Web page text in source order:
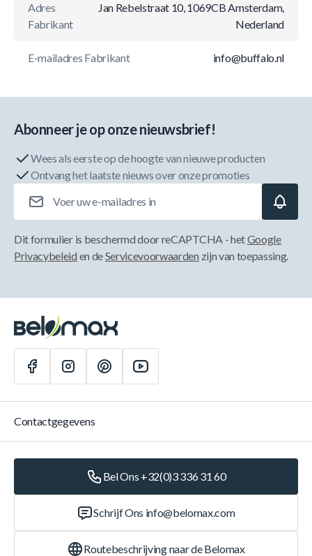
Adres
Fabrikant
Jan Rebelstraat 10, 1069CB Amsterdam,
Nederland
E-mailadres Fabrikant info@buffalo.nl
Abonneer je op onze nieuwsbrief!
Wees als eerste op de hoogte van nieuwe producten
Ontvang het laatste nieuws over onze promoties
Dit formulier is beschermd door reCAPTCHA - hetGoogle
Privacybeleid en deServicevoorwaarden zijn van toepassing.
Contactgegevens
Bel Ons +32(0)3 336 31 60
Schrijf Ons info@belomax.com
Routebeschrijving naar de Belomax